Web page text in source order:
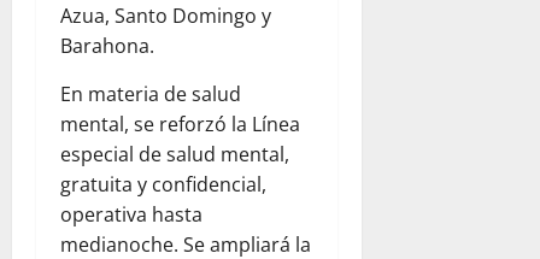
Azua, Santo Domingo y
Barahona.
En materia de salud
mental, se reforzó la Línea
especial de salud mental,
gratuita y confidencial,
operativa hasta
medianoche. Se ampliará la